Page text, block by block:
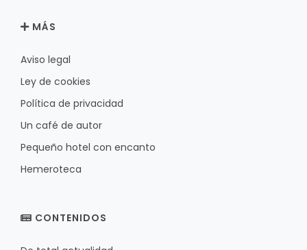
MÁS
Aviso legal
Ley de cookies
Política de privacidad
Un café de autor
Pequeño hotel con encanto
Hemeroteca
CONTENIDOS